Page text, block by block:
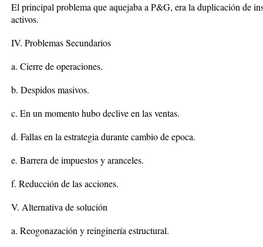
El principal problema que aquejaba a P&G, era la duplicación de
activos.
IV. Problemas Secundarios
a. Cierre de operaciones.
b. Despidos masivos.
c. En un momento hubo declive en las ventas.
d. Fallas en la estrategia durante cambio de epoca.
e. Barrera de impuestos y aranceles.
f. Reducción de las acciones.
V. Alternativa de solución
a. Reogonazación y reinginería estructural.